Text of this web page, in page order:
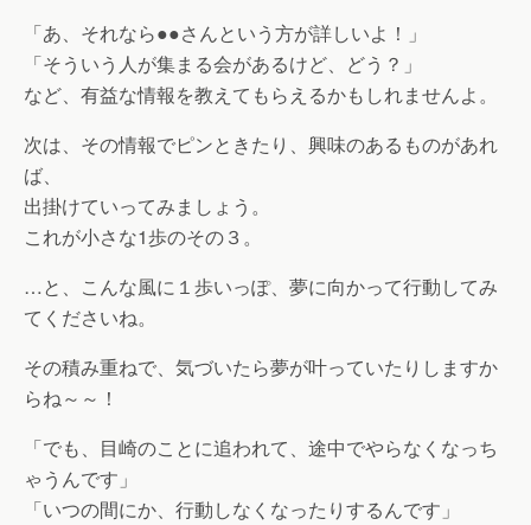
「あ、それなら●●さんという方が詳しいよ！」
「そういう人が集まる会があるけど、どう？」
など、有益な情報を教えてもらえるかもしれませんよ。
次は、その情報でピンときたり、興味のあるものがあれ
ば、
出掛けていってみましょう。
これが小さな1歩のその３。
…と、こんな風に１歩いっぽ、夢に向かって行動してみ
てくださいね。
その積み重ねで、気づいたら夢が叶っていたりしますか
らね～～！
「でも、目崎のことに追われて、途中でやらなくなっち
ゃうんです」
「いつの間にか、行動しなくなったりするんです」